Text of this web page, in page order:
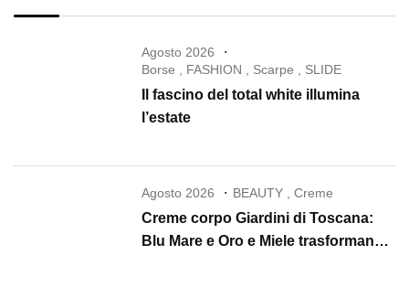
Agosto 2026
Borse
FASHION Scarpe SLIDE
Il fascino del total white illumina
l’estate
Agosto 2026 BEAUTY ,Creme
Creme corpo Giardini di Toscana:
Blu Mare e Oro e Miele trasformano